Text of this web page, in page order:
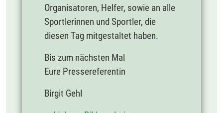
Organisatoren, Helfer, sowie an alle
Sportlerinnen und Sportler, die
diesen Tag mitgestaltet haben.
Bis zum nächsten Mal
Eure Pressereferentin
Birgit Gehl